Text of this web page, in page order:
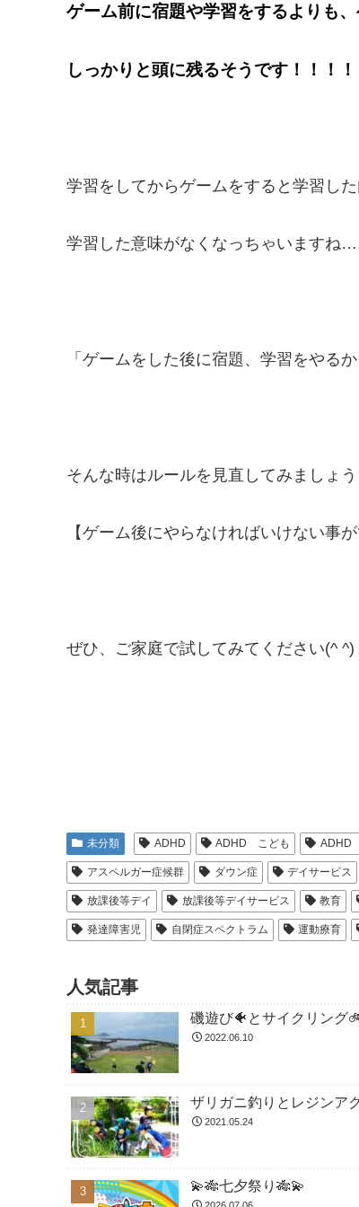
ゲーム前に宿題や学習をするよりも
しっかりと頭に残るそうです！！！！
学習をしてからゲームをすると学習し
学習した意味がなくなっちゃいますね…
「ゲームをした後に宿題、学習をやる
そんな時はルールを見直してみましょう
【ゲーム後にやらなければいけない事
ぜひ、ご家庭で試してみてください(^ ^)
未分類 ADHD ADHD こども ADHD
アスペルガー症候群 ダウン症 デイサービス
放課後等デイ 放課後等デイサービス 教育
発達障害児 自閉症スペクトラム 運動療育
人気記事
磯遊び🐠とサイクリング
2022.06.10
ザリガニ釣りとレジンア
2021.05.24
💫🎋七夕祭り🎋💫